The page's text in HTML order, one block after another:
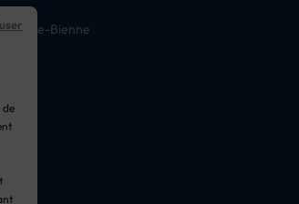
de
de-Bienne